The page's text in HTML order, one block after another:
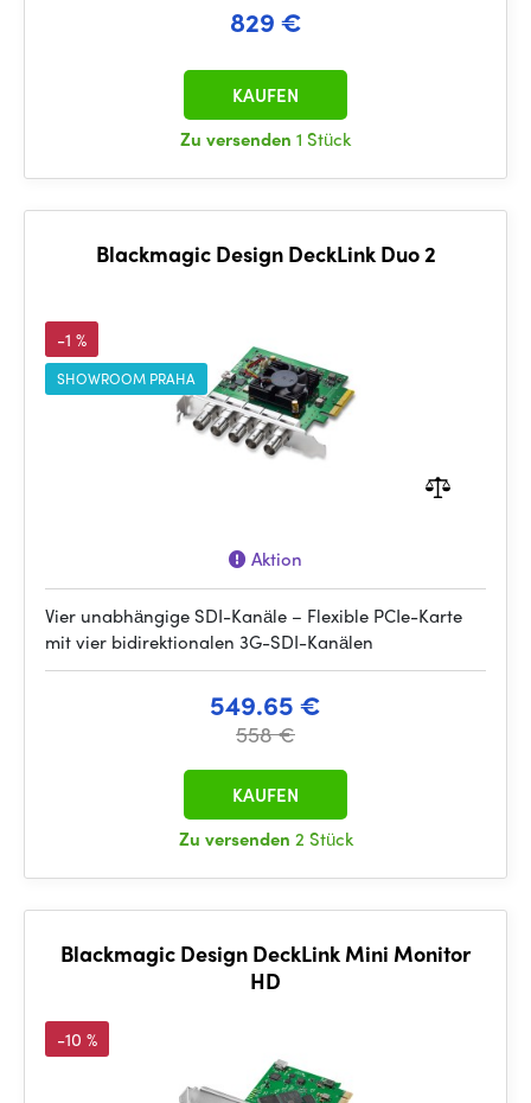
829 €
Zu versenden 1 Stück
KAUFEN
Blackmagic Design DeckLink Duo 2
-1 %
SHOWROOM PRAHA
Aktion
Vier unabhängige SDI-Kanäle – Flexible PCIe-Karte
mit vier bidirektionalen 3G-SDI-Kanälen
549.65 €
558 €
Zu versenden 2 Stück
KAUFEN
Blackmagic Design DeckLink Mini Monitor
HD
-10 %